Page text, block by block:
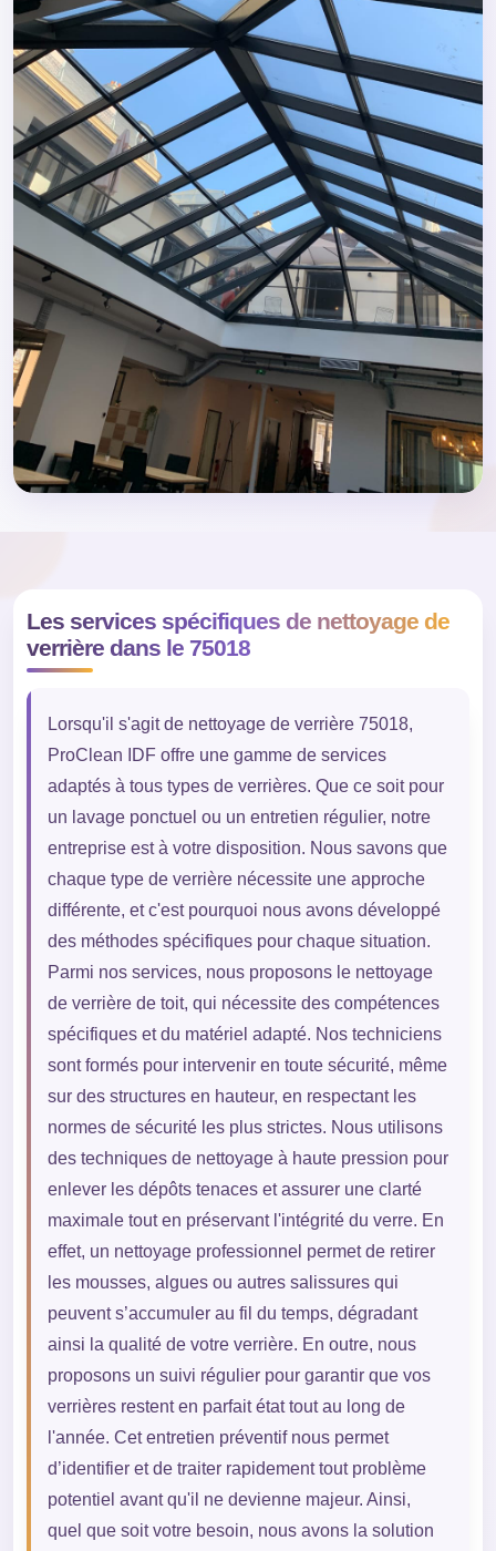
Les services spécifiques de nettoyage de
verrière dans le 75018
Lorsqu'il s'agit de nettoyage de verrière 75018,
ProClean IDF offre une gamme de services
adaptés à tous types de verrières. Que ce soit pour
un lavage ponctuel ou un entretien régulier, notre
entreprise est à votre disposition. Nous savons que
chaque type de verrière nécessite une approche
différente, et c'est pourquoi nous avons développé
des méthodes spécifiques pour chaque situation.
Parmi nos services, nous proposons le nettoyage
de verrière de toit, qui nécessite des compétences
spécifiques et du matériel adapté. Nos techniciens
sont formés pour intervenir en toute sécurité, même
sur des structures en hauteur, en respectant les
normes de sécurité les plus strictes. Nous utilisons
des techniques de nettoyage à haute pression pour
enlever les dépôts tenaces et assurer une clarté
maximale tout en préservant l'intégrité du verre. En
effet, un nettoyage professionnel permet de retirer
les mousses, algues ou autres salissures qui
peuvent s’accumuler au fil du temps, dégradant
ainsi la qualité de votre verrière. En outre, nous
proposons un suivi régulier pour garantir que vos
verrières restent en parfait état tout au long de
l'année. Cet entretien préventif nous permet
d’identifier et de traiter rapidement tout problème
potentiel avant qu'il ne devienne majeur. Ainsi,
quel que soit votre besoin, nous avons la solution